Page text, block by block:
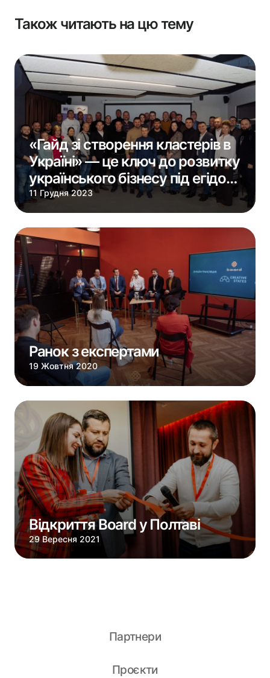
Також читають на цю тему
«Гайд зі створення кластерів в
Україні» — це ключ до розвитку
українського бізнесу під егідою
EU4Business.
11 Грудня 2023
Ранок з експертами
19 Жовтня 2020
Відкриття Board у Полтаві
29 Вересня 2021
Партнери
Проєкти